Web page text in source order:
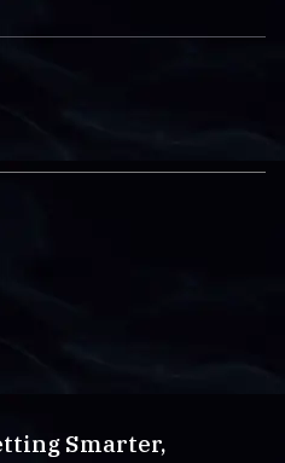
Smarter,